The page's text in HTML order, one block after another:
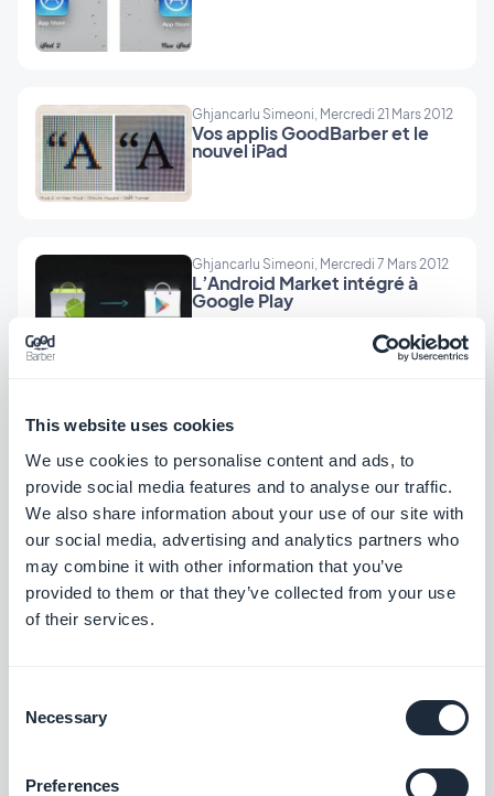
This website uses cookies
We use cookies to personalise content and ads, to
provide social media features and to analyse our traffic.
We also share information about your use of our site with
our social media, advertising and analytics partners who
may combine it with other information that you’ve
provided to them or that they’ve collected from your use
of their services.
Selection
Necessary
Preferences
Ghjancarlu Simeoni, Mercredi 21 Mars 2012
Vos applis GoodBarber et le
nouvel iPad
Ghjancarlu Simeoni, Mercredi 7 Mars 2012
L’Android Market intégré à
Google Play
MWC 2012 — Troisième jour,
focus sur les terminaux
Dumè Siacci, Mardi 28 Février 2012
MWC 2012 — Deuxième jour,
focus sur la monétisation
MWC 2012 — Premier jour,